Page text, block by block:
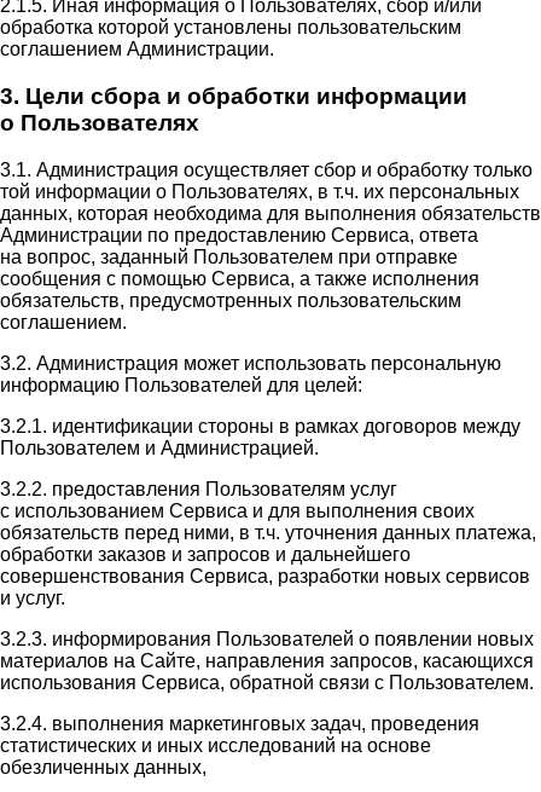
2.1.5. Иная информация о Пользователях, сбор и/или
обработка которой установлены пользовательским
соглашением Администрации.
3. Цели сбора и обработки информации
о Пользователях
3.1. Администрация осуществляет сбор и обработку только
той информации о Пользователях, в т.ч. их персональных
данных, которая необходима для выполнения обязательств
Администрации по предоставлению Сервиса, ответа
на вопрос, заданный Пользователем при отправке
сообщения с помощью Сервиса, а также исполнения
обязательств, предусмотренных пользовательским
соглашением.
3.2. Администрация может использовать персональную
информацию Пользователей для целей:
3.2.1. идентификации стороны в рамках договоров между
Пользователем и Администрацией.
3.2.2. предоставления Пользователям услуг
с использованием Сервиса и для выполнения своих
обязательств перед ними, в т.ч. уточнения данных платежа,
обработки заказов и запросов и дальнейшего
совершенствования Сервиса, разработки новых сервисов
и услуг.
3.2.3. информирования Пользователей о появлении новых
материалов на Сайте, направления запросов, касающихся
использования Сервиса, обратной связи с Пользователем.
3.2.4. выполнения маркетинговых задач, проведения
статистических и иных исследований на основе
обезличенных данных,